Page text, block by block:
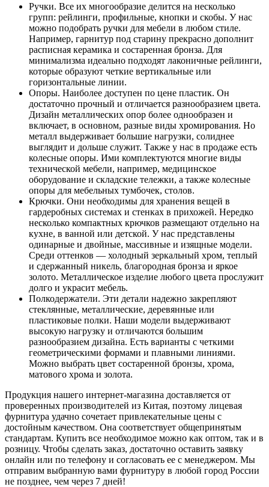
Ручки. Все их многообразие делится на несколько
групп: рейлинги, профильные, кнопки и скобы. У нас
можно подобрать ручки для мебели в любом стиле.
Например, гарнитур под старину прекрасно дополнит
расписная керамика и состаренная бронза. Для
минимализма идеально подходят лаконичные рейлинги,
которые образуют четкие вертикальные или
горизонтальные линии.
Опоры. Наиболее доступен по цене пластик. Он
достаточно прочный и отличается разнообразием цвета.
Дизайн металлических опор более однообразен и
включает, в основном, разные виды хромирования. Но
металл выдерживает большие нагрузки, солиднее
выглядит и дольше служит. Также у нас в продаже есть
колесные опоры. Ими комплектуются многие виды
технической мебели, например, медицинское
оборудование и складские тележки, а также колесные
опоры для мебельных тумбочек, столов.
Крючки. Они необходимы для хранения вещей в
гардеробных системах и стенках в прихожей. Нередко
несколько компактных крючков размещают отдельно на
кухне, в ванной или детской. У нас представлены
одинарные и двойные, массивные и изящные модели.
Среди оттенков — холодный зеркальный хром, теплый
и сдержанный никель, благородная бронза и яркое
золото. Металлическое изделие любого цвета прослужит
долго и украсит мебель.
Полкодержатели. Эти детали надежно закрепляют
стеклянные, металлические, деревянные или
пластиковые полки. Наши модели выдерживают
высокую нагрузку и отличаются большим
разнообразием дизайна. Есть варианты с четкими
геометрическими формами и плавными линиями.
Можно выбрать цвет состаренной бронзы, хрома,
матового хрома и золота.
Продукция нашего интернет-магазина доставляется от
проверенных производителей из Китая, поэтому лицевая
фурнитура удачно сочетает привлекательные цены с
достойным качеством. Она соответствует общепринятым
стандартам. Купить все необходимое можно как оптом, так и в
розницу. Чтобы сделать заказ, достаточно оставить заявку
онлайн или по телефону и согласовать ее с менеджером. Мы
отправим выбранную вами фурнитуру в любой город России
не позднее, чем через 7 дней!